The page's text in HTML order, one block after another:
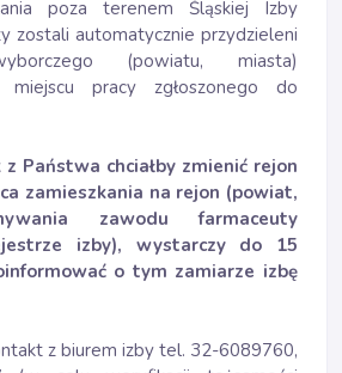
poza terenem Śląskiej Izby
zostali automatycznie przydzieleni
(powiatu, miasta)
miejscu pracy zgłoszonego do
Państwa chciałby zmienić rejon
zamieszkania na rejon (powiat,
zawodu farmaceuty
izby), wystarczy do 15
o tym zamiarze izbę
z biurem izby tel. 32-6089760,